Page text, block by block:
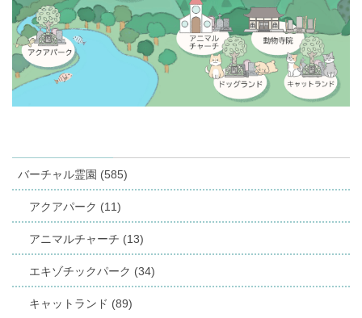
バーチャル霊園 (585)
アクアパーク (11)
アニマルチャーチ (13)
エキゾチックパーク (34)
キャットランド (89)